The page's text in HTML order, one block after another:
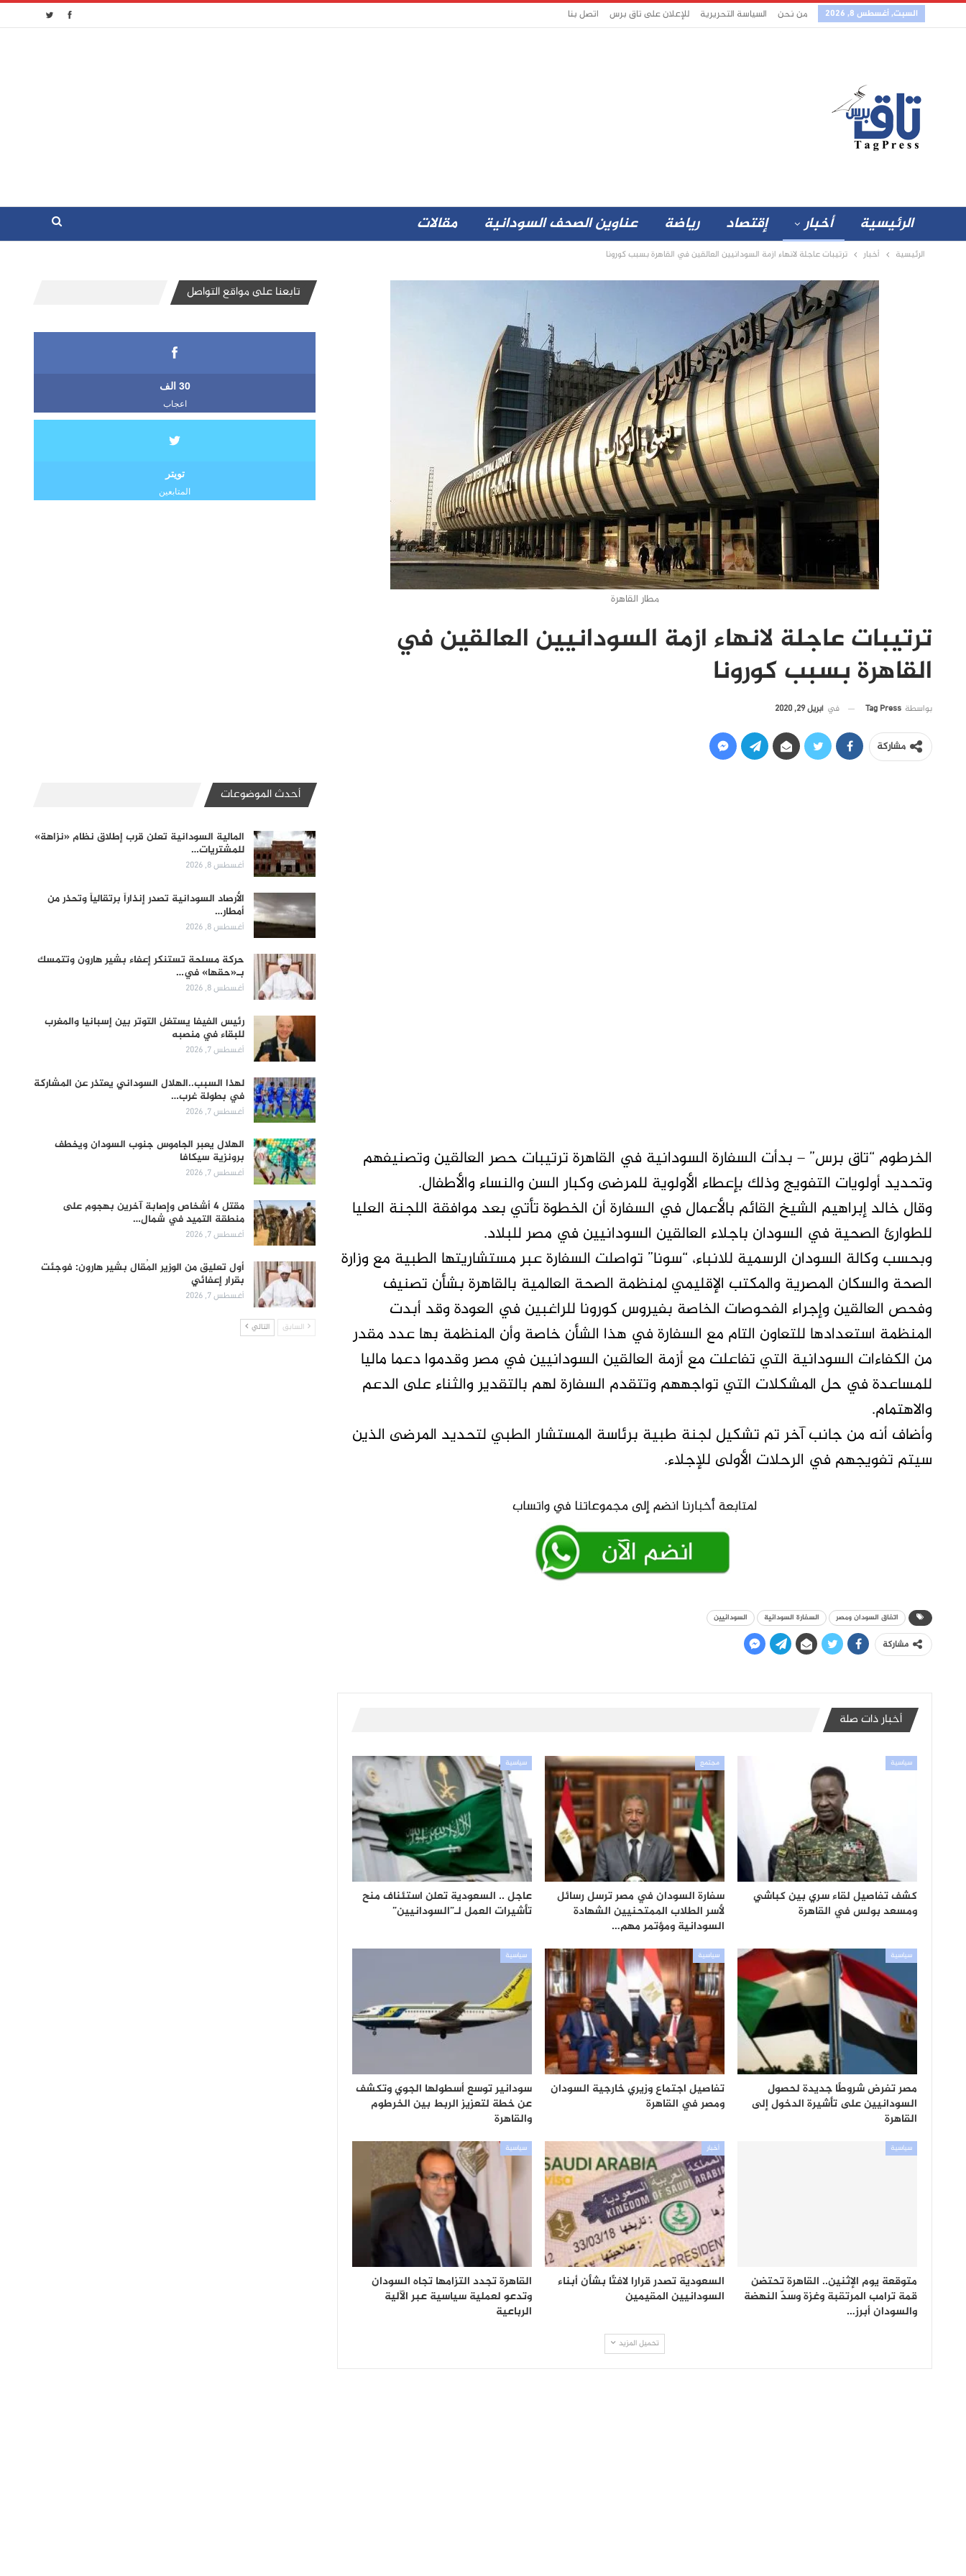
السبت, أغسطس 8, 2026 من نحن السياسة التحريرية للإعلان على تاق برس اتصل بنا
الرئيسية أخبار إقتصاد رياضة عناوين الصحف السودانية مقالات
الرئيسية أخبار ترتيبات عاجلة لانهاء ازمة السودانيين العالقين في القاهرة بسبب كورونا
مطار القاهرة
ترتيبات عاجلة لانهاء ازمة السودانيين العالقين في
القاهرة بسبب كورونا
بواسطة Tag Press في أبريل 29, 2020
مشاركة
الخرطوم “تاق برس” – بدأت السفارة السودانية في القاهرة ترتيبات حصر العالقين وتصنيفهم
وتحديد أولويات التفويج وذلك بإعطاء الأولوية للمرضى وكبار السن والنساء والأطفال.
وقال خالد إبراهيم الشيخ القائم بالأعمال في السفارة أن الخطوة تأتي بعد موافقة اللجنة العليا
للطوارئ الصحية في السودان باجلاء العالقين السودانيين في مصر للبلاد.
وبحسب وكالة السودان الرسمية للانباء، “سونا” تواصلت السفارة عبر مستشاريتها الطبية مع وزارة
الصحة والسكان المصرية والمكتب الإقليمي لمنظمة الصحة العالمية بالقاهرة بشأن تصنيف
وفحص العالقين وإجراء الفحوصات الخاصة بفيروس كورونا للراغبين في العودة وقد أبدت
المنظمة استعدادها للتعاون التام مع السفارة في هذا الشأن خاصة وأن المنظمة بها عدد مقدر
من الكفاءات السودانية التي تفاعلت مع أزمة العالقين السودانيين في مصر وقدموا دعما ماليا
للمساعدة في حل المشكلات التي تواجههم وتتقدم السفارة لهم بالتقدير والثناء على الدعم
والاهتمام.
وأضاف أنه من جانب آخر تم تشكيل لجنة طبية برئاسة المستشار الطبي لتحديد المرضى الذين
سيتم تفويجهم في الرحلات الأولى للإجلاء.
اتفاق السودان ومصر السفارة السودانية السودانيين
مشاركة
أخبار ذات صلة
سياسية
كشف تفاصيل لقاء سري بين كباشي
ومسعد بولس في القاهرة
مجتمع
سفارة السودان في مصر ترسل رسائل
لأسر الطلاب الممتحنيين الشهادة
السودانية ومؤتمر مهم…
سياسية
عاجل .. السعودية تعلن استئناف منح
تأشيرات العمل لـ”السودانيين”
سياسية
مصر تفرض شروطًا جديدة لحصول
السودانيين على تأشيرة الدخول إلى
القاهرة
سياسية
تفاصيل اجتماع وزيري خارجية السودان
ومصر في القاهرة
سياسية
سودانير توسع أسطولها الجوي وتكشف
عن خطة لتعزيز الربط بين الخرطوم
والقاهرة
سياسية
متوقعة يوم الإثنين.. القاهرة تحتضن
قمة ترامب المرتقبة وغزة وسدّ النهضة
والسودان أبرز…
أخبار
السعودية تصدر قرارا لافتًا بشأن أبناء
السودانيين المقيمين
سياسية
القاهرة تجدد التزامها تجاه السودان
وتدعو لعملية سياسية عبر الآلية
الرباعية
تحميل المزيد
تابعنا على مواقع التواصل
30 الف
اعجاب
تويتر
المتابعين
أحدث الموضوعات
المالية السودانية تعلن قرب إطلاق نظام «نزاهة»
للمشتريات…
أغسطس 8, 2026
الأرصاد السودانية تصدر إنذاراً برتقالياً وتحذر من
أمطار…
أغسطس 8, 2026
حركة مسلحة تستنكر إعفاء بشير هارون وتتمسك
بـ«حقها» في…
أغسطس 8, 2026
رئيس الفيفا يستغل التوتر بين إسبانيا والمغرب
للبقاء في منصبه
أغسطس 7, 2026
لهذا السبب..الهلال السوداني يعتذر عن المشاركة
في بطولة غرب…
أغسطس 7, 2026
الهلال يعبر الجاموس جنوب السودان ويخطف
برونزية سيكافا
أغسطس 7, 2026
مقتل 4 أشخاص وإصابة آخرين بهجوم على
منطقة التميد في شمال…
أغسطس 7, 2026
أول تعليق من الوزير المُقال بشير هارون: فوجئت
بقرار إعفائي
أغسطس 7, 2026
السابق التالي